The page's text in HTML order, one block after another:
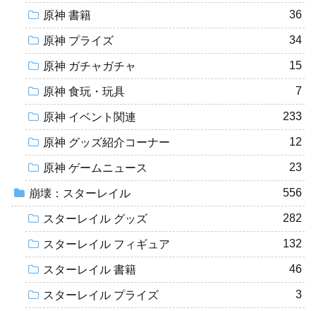
原神 書籍 36
原神 プライズ 34
原神 ガチャガチャ 15
原神 食玩・玩具 7
原神 イベント関連 233
原神 グッズ紹介コーナー 12
原神 ゲームニュース 23
崩壊：スターレイル 556
スターレイル グッズ 282
スターレイル フィギュア 132
スターレイル 書籍 46
スターレイル プライズ 3